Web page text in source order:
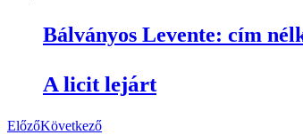
Bálványos Levente: cím
A licit lejárt
ElőzőKövetkező